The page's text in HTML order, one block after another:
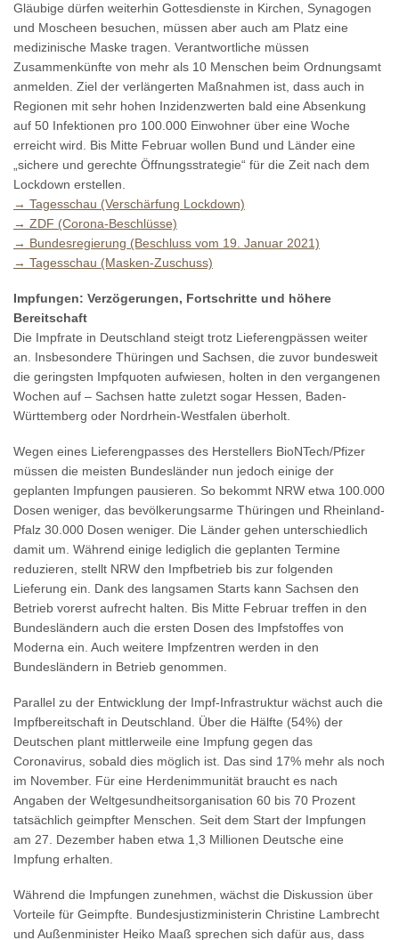
Gläubige dürfen weiterhin Gottesdienste in Kirchen, Synagogen
und Moscheen besuchen, müssen aber auch am Platz eine
medizinische Maske tragen. Verantwortliche müssen
Zusammenkünfte von mehr als 10 Menschen beim Ordnungsamt
anmelden. Ziel der verlängerten Maßnahmen ist, dass auch in
Regionen mit sehr hohen Inzidenzwerten bald eine Absenkung
auf 50 Infektionen pro 100.000 Einwohner über eine Woche
erreicht wird. Bis Mitte Februar wollen Bund und Länder eine
„sichere und gerechte Öffnungsstrategie“ für die Zeit nach dem
Lockdown erstellen.
→ Tagesschau (Verschärfung Lockdown)
→ ZDF (Corona-Beschlüsse)
→ Bundesregierung (Beschluss vom 19. Januar 2021)
→ Tagesschau (Masken-Zuschuss)
Impfungen: Verzögerungen, Fortschritte und höhere
Bereitschaft
Die Impfrate in Deutschland steigt trotz Lieferengpässen weiter
an. Insbesondere Thüringen und Sachsen, die zuvor bundesweit
die geringsten Impfquoten aufwiesen, holten in den vergangenen
Wochen auf – Sachsen hatte zuletzt sogar Hessen, Baden-
Württemberg oder Nordrhein-Westfalen überholt.
Wegen eines Lieferengpasses des Herstellers BioNTech/Pfizer
müssen die meisten Bundesländer nun jedoch einige der
geplanten Impfungen pausieren. So bekommt NRW etwa 100.000
Dosen weniger, das bevölkerungsarme Thüringen und Rheinland-
Pfalz 30.000 Dosen weniger. Die Länder gehen unterschiedlich
damit um. Während einige lediglich die geplanten Termine
reduzieren, stellt NRW den Impfbetrieb bis zur folgenden
Lieferung ein. Dank des langsamen Starts kann Sachsen den
Betrieb vorerst aufrecht halten. Bis Mitte Februar treffen in den
Bundesländern auch die ersten Dosen des Impfstoffes von
Moderna ein. Auch weitere Impfzentren werden in den
Bundesländern in Betrieb genommen.
Parallel zu der Entwicklung der Impf-Infrastruktur wächst auch die
Impfbereitschaft in Deutschland. Über die Hälfte (54%) der
Deutschen plant mittlerweile eine Impfung gegen das
Coronavirus, sobald dies möglich ist. Das sind 17% mehr als noch
im November. Für eine Herdenimmunität braucht es nach
Angaben der Weltgesundheitsorganisation 60 bis 70 Prozent
tatsächlich geimpfter Menschen. Seit dem Start der Impfungen
am 27. Dezember haben etwa 1,3 Millionen Deutsche eine
Impfung erhalten.
Während die Impfungen zunehmen, wächst die Diskussion über
Vorteile für Geimpfte. Bundesjustizministerin Christine Lambrecht
und Außenminister Heiko Maaß sprechen sich dafür aus, dass